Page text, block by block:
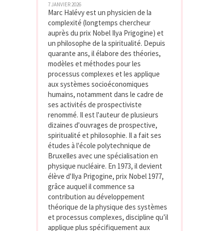
7 JANVIER 2026
Marc Halévy est un physicien de la
complexité (longtemps chercheur
auprès du prix Nobel Ilya Prigogine) et
un philosophe de la spiritualité. Depuis
quarante ans, il élabore des théories,
modèles et méthodes pour les
processus complexes et les applique
aux systèmes socioéconomiques
humains, notamment dans le cadre de
ses activités de prospectiviste
renommé. Il est l'auteur de plusieurs
dizaines d'ouvrages de prospective,
spiritualité et philosophie. Il a fait ses
études à l'école polytechnique de
Bruxelles avec une spécialisation en
physique nucléaire. En 1973, il devient
élève d'Ilya Prigogine, prix Nobel 1977,
grâce auquel il commence sa
contribution au développement
théorique de la physique des systèmes
et processus complexes, discipline qu’il
applique plus spécifiquement aux